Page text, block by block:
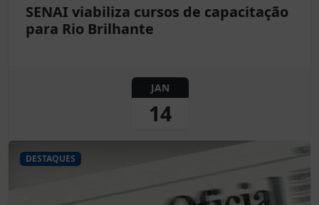
SENAI viabiliza cursos de capacitação
para Rio Brilhante
JAN
14
DESTAQUES